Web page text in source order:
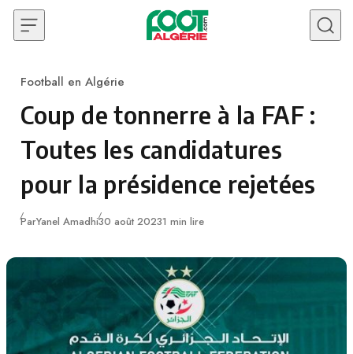
Skip to content
Category
Football en Algérie
Coup de tonnerre à la FAF :
Toutes les candidatures
pour la présidence rejetées
ParYanel AmadhiPublié
30 août 20231 min lire